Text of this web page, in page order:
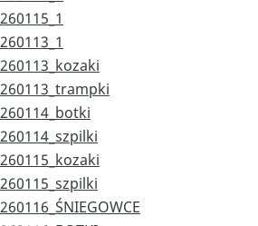
260115_1
260113_1
260113_kozaki
260113_trampki
260114_botki
260114_szpilki
260115_kozaki
260115_szpilki
260116_ŚNIEGOWCE